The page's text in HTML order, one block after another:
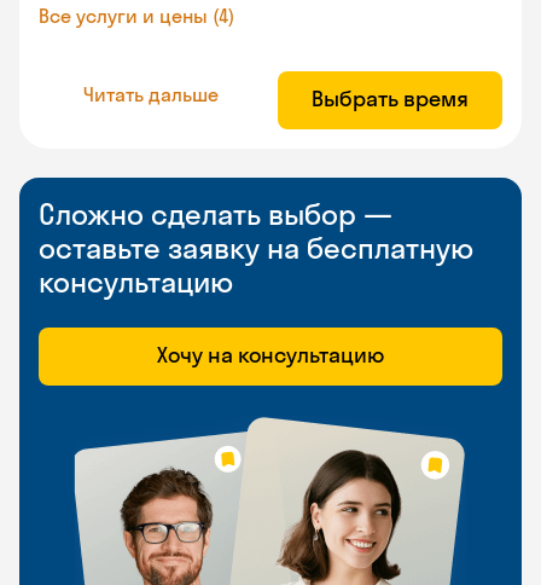
Все услуги и цены (4)
Читать дальше Выбрать время
Сложно сделать выбор —
оставьте заявку на бесплатную
консультацию
Хочу на консультацию